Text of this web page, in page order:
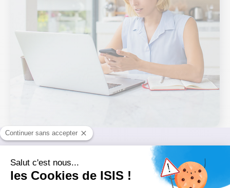
Découvrez en quelques clics
les financements auxquels